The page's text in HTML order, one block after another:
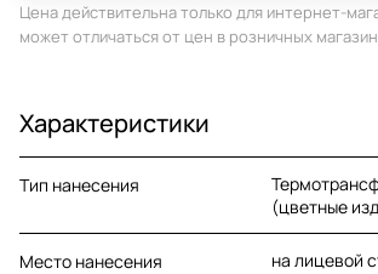
Цена действительна только для интернет-
может отличаться от цен в розничных
Характеристики
Тип нанесения
(цветные
Место нанесения на лицевой